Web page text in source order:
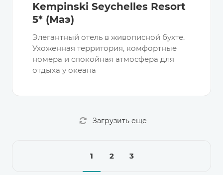
Kempinski Seychelles Resort
5* (Маэ)
Элегантный отель в живописной бухте.
Ухоженная территория, комфортные
номера и спокойная атмосфера для
отдыха у океана
Загрузить еще
1 2 3